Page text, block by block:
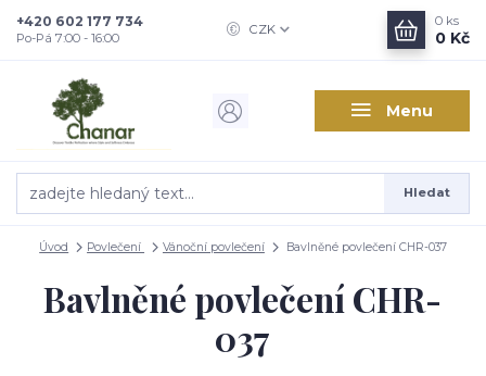
Menu
CZK
Hledat
+420 602 177 734
Po-Pá 7:00 - 16:00
0 ks
0 Kč
Úvod Povlečení Vánoční povlečení Bavlněné povlečení CHR-037
Bavlněné povlečení CHR-
037